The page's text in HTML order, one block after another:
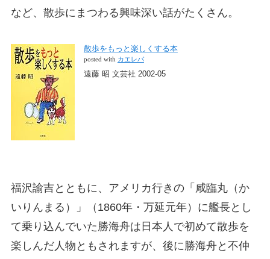
など、散歩にまつわる興味深い話がたくさん。
散歩をもっと楽しくする本
posted with カエレバ
遠藤 昭 文芸社 2002-05
福沢諭吉とともに、アメリカ行きの「咸臨丸（か
いりんまる）」（1860年・万延元年）に艦長とし
て乗り込んでいた勝海舟は日本人で初めて散歩を
楽しんだ人物ともされますが、後に勝海舟と不仲